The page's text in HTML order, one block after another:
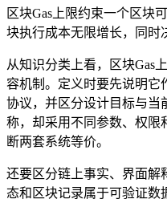
区块Gas上限约束一个区块
块执行成本无限增长，同时
从知识分类上看，区块Gas
容机制。定义时要先说明它
协议，并区分设计目标与当
称，却采用不同参数、权限
断两套系统等价。
还要区分链上事实、界面解
态和区块记录属于可验证数